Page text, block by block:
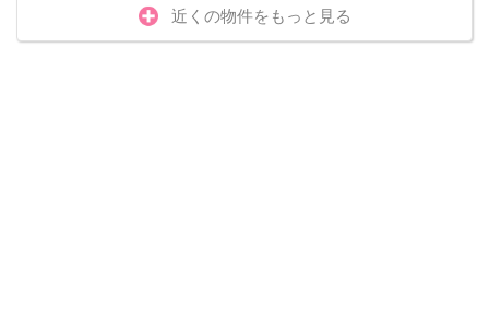
近くの物件をもっと見る